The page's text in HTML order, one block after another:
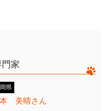
家
県
美晴さん